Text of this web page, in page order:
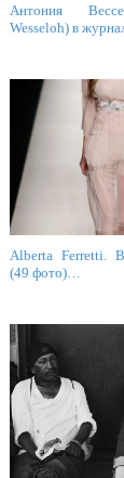
Антония
Wesseloh) в
Alberta Ferretti.
(49 фото)…